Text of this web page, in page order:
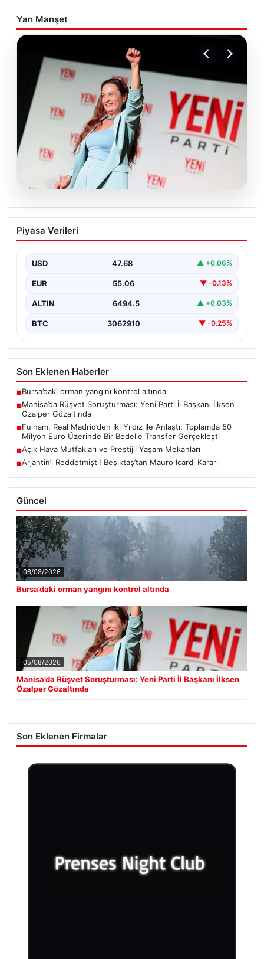
Yan Manşet
Manisa’da Rüşvet Soruşturması: Yeni
Parti İl Başkanı İlksen Özalper
Manisa'da yaşanan rüşvet operasyonu kapsamında
gözaltına…
Piyasa Verileri
USD 47.68 ▲ +0.06%
EUR 55.06 ▼ -0.13%
ALTIN 6494.5 ▲ +0.03%
BTC 3062910 ▼ -0.25%
Son Eklenen Haberler
■Bursa’daki orman yangını kontrol altında
■Manisa’da Rüşvet Soruşturması: Yeni Parti İl Başkanı İlksen
Özalper Gözaltında
■Fulham, Real Madrid’den İki Yıldız İle Anlaştı: Toplamda 50
Milyon Euro Üzerinde Bir Bedelle Transfer Gerçekleşti
■Açık Hava Mutfakları ve Prestijli Yaşam Mekanları
■Arjantin’i Reddetmişti! Beşiktaş’tan Mauro Icardi Kararı
Güncel
06/08/2026
Bursa’daki orman yangını kontrol altında
05/08/2026
Manisa’da Rüşvet Soruşturması: Yeni Parti İl Başkanı İlksen
Özalper Gözaltında
Son Eklenen Firmalar